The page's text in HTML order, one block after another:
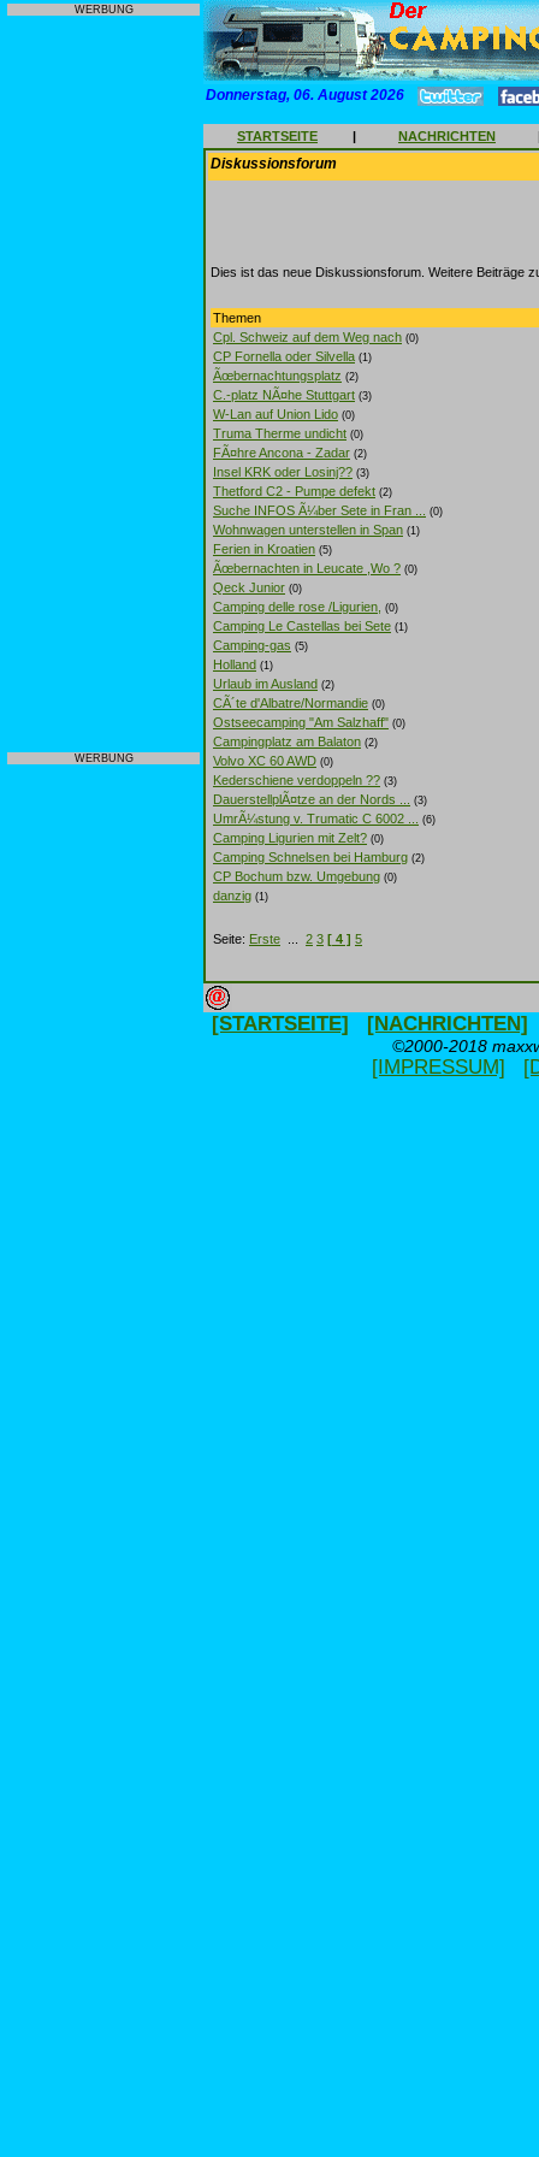
WERBUNG
WERBUNG
Donnerstag, 06. August 2026
STARTSEITE | NACHRICHTEN
Diskussionsforum
Dies ist das neue Diskussionsforum. Weitere Beiträge
Themen
Cpl. Schweiz auf dem Weg nach (0)
CP Fornella oder Silvella (1)
Ãœbernachtungsplatz (2)
C.-platz NÃ¤he Stuttgart (3)
W-Lan auf Union Lido (0)
Truma Therme undicht (0)
FÃ¤hre Ancona - Zadar (2)
Insel KRK oder Losinj?? (3)
Thetford C2 - Pumpe defekt (2)
Suche INFOS Ã¼ber Sete in Fran ... (0)
Wohnwagen unterstellen in Span (1)
Ferien in Kroatien (5)
Ãœbernachten in Leucate ,Wo ? (0)
Qeck Junior (0)
Camping delle rose /Ligurien, (0)
Camping Le Castellas bei Sete (1)
Camping-gas (5)
Holland (1)
Urlaub im Ausland (2)
CÃ´te d'Albatre/Normandie (0)
Ostseecamping "Am Salzhaff" (0)
Campingplatz am Balaton (2)
Volvo XC 60 AWD (0)
Kederschiene verdoppeln ?? (3)
DauerstellplÃ¤tze an der Nords ... (3)
UmrÃ¼stung v. Trumatic C 6002 ... (6)
Camping Ligurien mit Zelt? (0)
Camping Schnelsen bei Hamburg (2)
CP Bochum bzw. Umgebung (0)
danzig (1)
Seite: Erste 2 3 [ 4 ] 5
[STARTSEITE] [NACHRICHTEN]
©2000-2018
[IMPRESSUM]